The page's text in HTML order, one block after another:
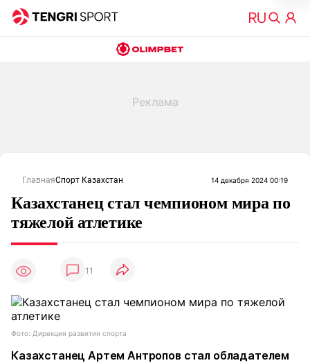
ГлавнаяСпорт Казахстан 14 декабря 2024 00:19
Казахстанец стал чемпионом мира по
тяжелой атлетике
11
Фото: Дирекция развития спорта
Казахстанец Артем Антропов стал обладателем